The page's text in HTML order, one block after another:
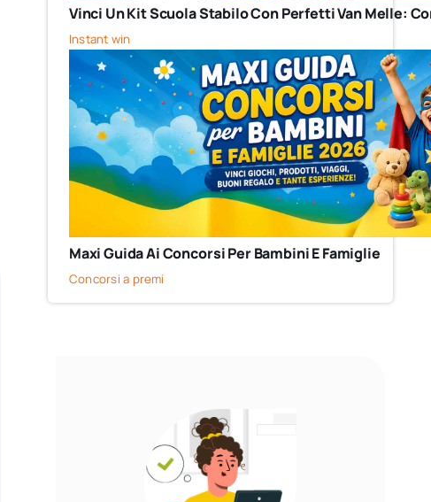
Vinci Un Kit Scuola Stabilo Con Perfetti Van Melle:
Instant win
Maxi Guida Ai Concorsi Per Bambini E Famiglie
Concorsi a premi